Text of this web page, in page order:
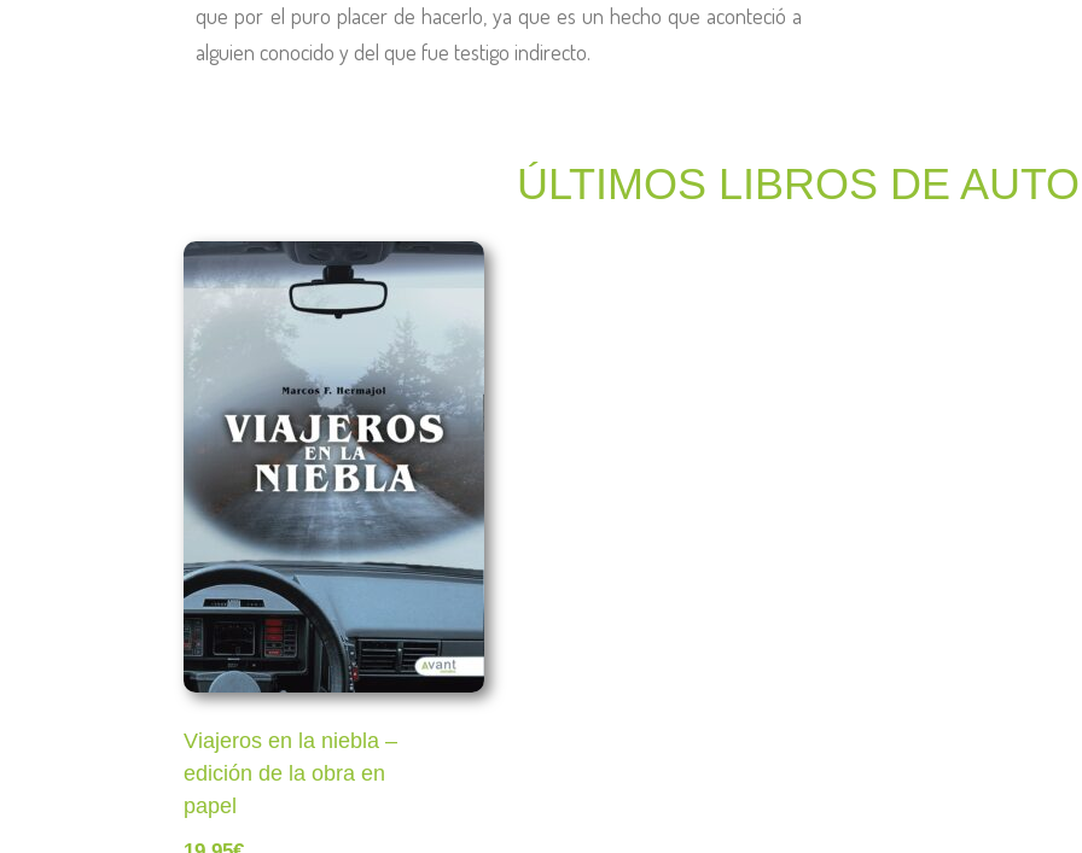
que por el puro placer de hacerlo, ya que es un hecho que aconteció a
alguien conocido y del que fue testigo indirecto.
ÚLTIMOS LIBROS DE
Viajeros en la niebla –
edición de la obra en
papel